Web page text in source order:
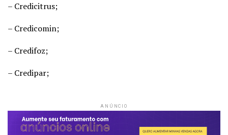
– Credicitrus;
– Credicomin;
– Credifoz;
– Credipar;
ANÚNCIO